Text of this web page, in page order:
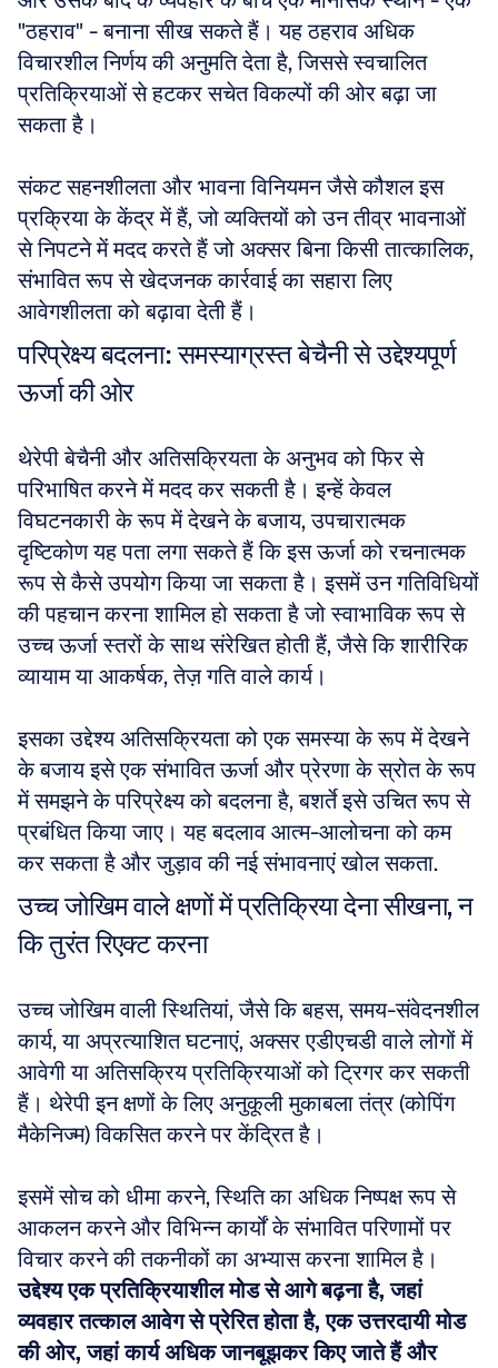
"ठहराव" - बनाना सीख सकते हैं। यह ठहराव अधिक
विचारशील निर्णय की अनुमति देता है, जिससे स्वचालित
प्रतिक्रियाओं से हटकर सचेत विकल्पों की ओर बढ़ा जा
सकता है।
संकट सहनशीलता और भावना विनियमन जैसे कौशल इस
प्रक्रिया के केंद्र में हैं, जो व्यक्तियों को उन तीव्र भावनाओं
से निपटने में मदद करते हैं जो अक्सर बिना किसी तात्कालिक,
संभावित रूप से खेदजनक कार्रवाई का सहारा लिए
आवेगशीलता को बढ़ावा देती हैं।
परिप्रेक्ष्य बदलना: समस्याग्रस्त बेचैनी से उद्देश्यपूर्ण
ऊर्जा की ओर
थेरेपी बेचैनी और अतिसक्रियता के अनुभव को फिर से
परिभाषित करने में मदद कर सकती है। इन्हें केवल
विघटनकारी के रूप में देखने के बजाय, उपचारात्मक
दृष्टिकोण यह पता लगा सकते हैं कि इस ऊर्जा को रचनात्मक
रूप से कैसे उपयोग किया जा सकता है। इसमें उन गतिविधियों
की पहचान करना शामिल हो सकता है जो स्वाभाविक रूप से
उच्च ऊर्जा स्तरों के साथ संरेखित होती हैं, जैसे कि शारीरिक
व्यायाम या आकर्षक, तेज़ गति वाले कार्य।
इसका उद्देश्य अतिसक्रियता को एक समस्या के रूप में देखने
के बजाय इसे एक संभावित ऊर्जा और प्रेरणा के स्रोत के रूप
में समझने के परिप्रेक्ष्य को बदलना है, बशर्ते इसे उचित रूप से
प्रबंधित किया जाए। यह बदलाव आत्म-आलोचना को कम
कर सकता है और जुड़ाव की नई संभावनाएं खोल सकता.
उच्च जोखिम वाले क्षणों में प्रतिक्रिया देना सीखना, न
कि तुरंत रिएक्ट करना
उच्च जोखिम वाली स्थितियां, जैसे कि बहस, समय-संवेदनशील
कार्य, या अप्रत्याशित घटनाएं, अक्सर एडीएचडी वाले लोगों में
आवेगी या अतिसक्रिय प्रतिक्रियाओं को ट्रिगर कर सकती
हैं। थेरेपी इन क्षणों के लिए अनुकूली मुकाबला तंत्र (कोपिंग
मैकेनिज्म) विकसित करने पर केंद्रित है।
इसमें सोच को धीमा करने, स्थिति का अधिक निष्पक्ष रूप से
आकलन करने और विभिन्न कार्यों के संभावित परिणामों पर
उद्देश्य एक प्रतिक्रियाशील मोड से आगे बढ़ना है, जहां
व्यवहार तत्काल आवेग से प्रेरित होता है, एक उत्तरदायी मोड
की ओर, जहां कार्य अधिक जानबूझकर किए जाते हैं और